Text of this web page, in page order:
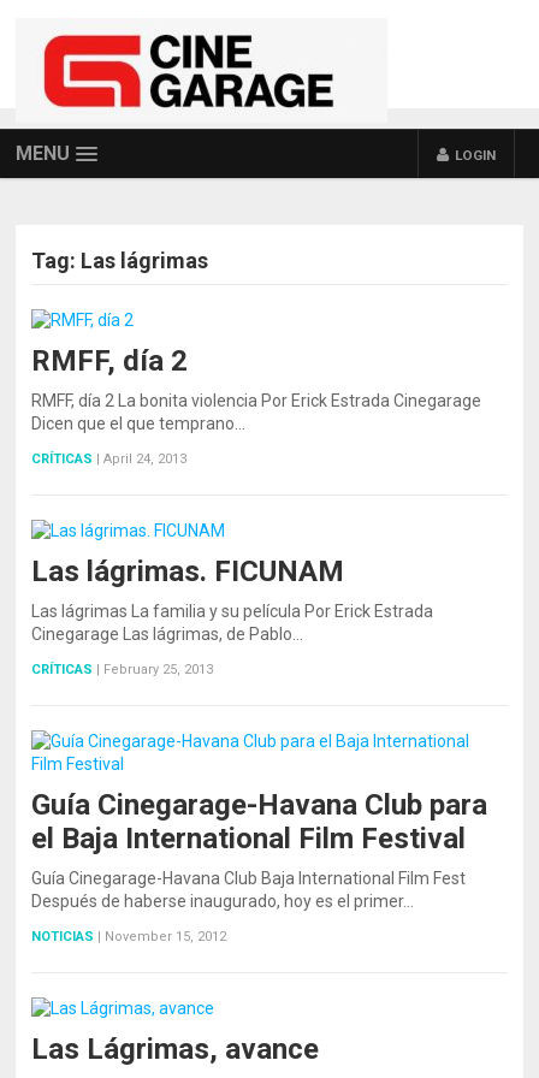
MENU LOGIN
Tag: Las lágrimas
RMFF, día 2
RMFF, día 2 La bonita violencia Por Erick Estrada Cinegarage
Dicen que el que temprano…
CRÍTICAS | April 24, 2013
Las lágrimas. FICUNAM
Las lágrimas La familia y su película Por Erick Estrada
Cinegarage Las lágrimas, de Pablo…
CRÍTICAS | February 25, 2013
Guía Cinegarage-Havana Club para
el Baja International Film Festival
Guía Cinegarage-Havana Club Baja International Film Fest
Después de haberse inaugurado, hoy es el primer…
NOTICIAS | November 15, 2012
Las Lágrimas, avance